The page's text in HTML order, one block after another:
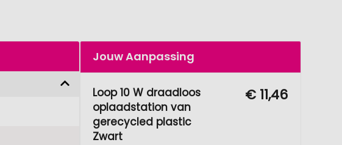
Jouw Aanpassing
Loop 10 W draadloos
oplaadstation van
gerecycled plastic
Zwart
€ 11,46